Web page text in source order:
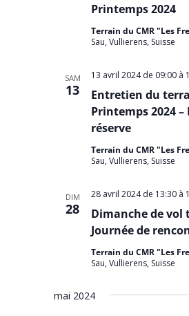
Printemps 2024
Terrain du CMR "Les
Sau, Vullierens, Suisse
SAM
13
Entretien du
Printemps 2024 –
réserve
13 avril 2024 de 09:00 à
Terrain du CMR "Les
Sau, Vullierens, Suisse
DIM
28
Dimanche de vol
Journée de
28 avril 2024 de 13:30 à
Terrain du CMR "Les
Sau, Vullierens, Suisse
mai 2024